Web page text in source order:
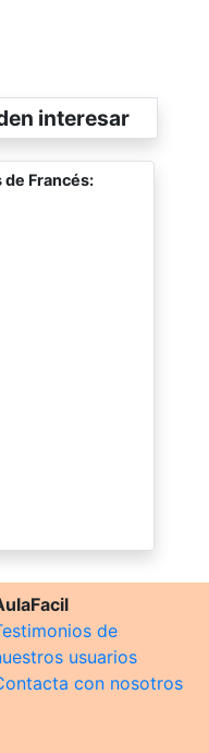
interesar
de Francés:
de
usuarios
con nosotros